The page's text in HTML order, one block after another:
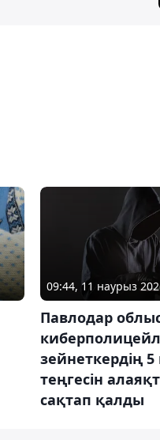
09:44, 11 наурыз
Павлодар
зейнеткердің
теңгесін
сақтап қалды